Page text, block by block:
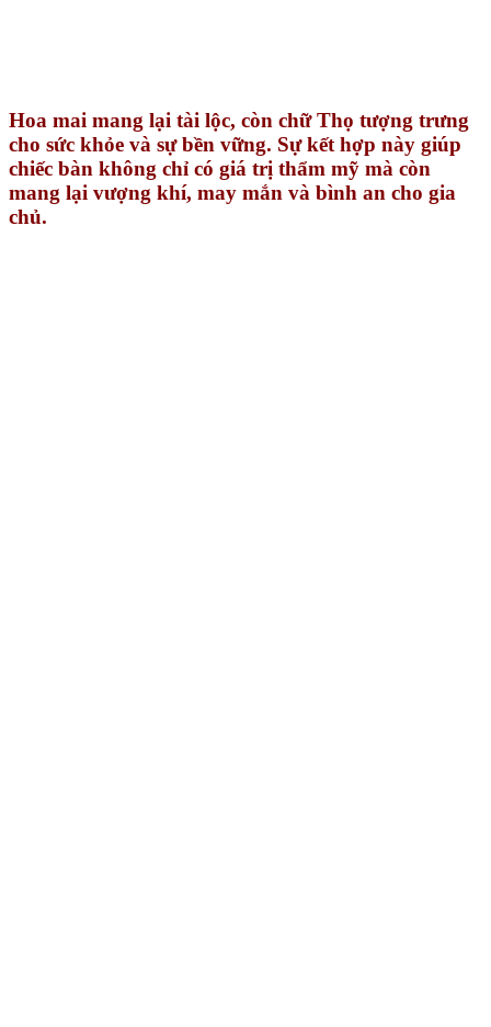
Hoa mai mang lại tài lộc, còn chữ Thọ tượng trưng
cho sức khỏe và sự bền vững. Sự kết hợp này giúp
chiếc bàn không chỉ có giá trị thẩm mỹ mà còn
mang lại vượng khí, may mắn và bình an cho gia
chủ.